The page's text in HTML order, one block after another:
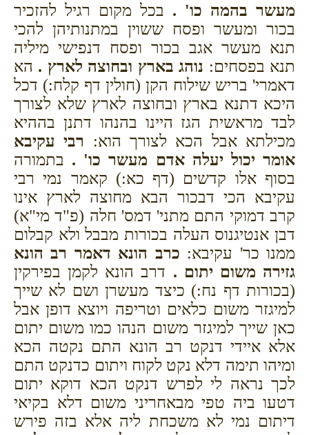
מעשר בהמה כו' . בכל מקום רגיל להזכיר
בכור ומעשר ופסח ששוין במתנותיהן להכי
תנא מעשר אגב בכור ופסח דנפישי מיליה
תנא בפסחים: נוהג בארץ ובחוצה לארץ . הא
דאמרי' בריש שילוח הקן (חולין דף קלח:) דכל
היכא דתנא בארץ ובחוצה לארץ שלא לצורך
לבד מראשית הגז היינו בהנהו דתנן בההיא
מכילתא אבל הכא לצורך הוא: רבי עקיבא
אומר יכול יעלה אדם מעשר כו' . בתמורה
בסוף אלו קדשים (דף כא:) קאמר נמי רבי
עקיבא הכי דבכור הבא מחוצה לארץ אינו
קרב דמוקי התם מתני' דמס' חלה (פ"ד מי"א)
דבן אנטיגנוס העלה בכורות מבבל ולא קבלום
ממנו כר' עקיבא: כרב הונא דאמר רב הונא
גזירה משום יתום . דרב הונא לקמן בפירקין
(בכורות דף נח:) כיצד מעשרן ושם לא שייך
למיגזר משום כלאים וטריפה ויוצא דופן אבל
כאן שייך למיגזר משום הנהו כמו משום יתום
אלא איידי דנקט רב הונא התם נקטה הכא
ומיהו תימה דלא נקט לקוח ויתום כדנקט התם
לכך נראה לי לפרש דנקט הכא דוקא יתום
דטעו ביה טפי מבאחריני משום דלא בקיאי
דיתום נמי לא משכחת ליה אלא בזה פירש